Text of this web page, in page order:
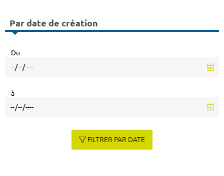
Par date de création
Du
à
FILTRER PAR DATE